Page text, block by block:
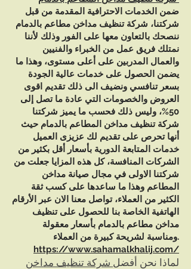
ضمن الخدمات الاحترافية المقدمة من قبل
شركتنا، شركة تنظيف مداخن مطاعم بالدمام
ننصحك بالتعاون معها على الفور وذلك لأننا
نمتلك فريق عمل من الخبراء والفنيين
والعمال المدربين على أعلى مستوى، وهذا ما
يضمن الحصول على خدمات عالية الجودة
بسعر تنافسي ونضيف الى ذلك تقديم اقوى
العروض والخصومات التي عادة ما تصل إلى
50%، وليس ذلك فحسب ما يميز شركتنا
شركة تنظيف مداخن المطاعم بالدمام حيث
أنها تحرص على تقديم لك عزيزى العميل
خدمات المتابعة الدورية بأسعار أقل بكثير من
الشركات المنافسة، كل هذه المزايا جعلت من
شركتنا الاولى في مجال صيانة مداخن
المطاعم وهذا ما ساعدها على كسب ثقة
الكثير من العملاء، تواصل معنا الان عبر الأرقام
الهاتفية الخاصة بنا للحصول على تنظيف
مداخن مطاعم بالدمام بأسعار معقولة
ومناسبة لشريحة كبيرة من العملاء.
https://www.sahamalkhalij.com/
لماذا نحن أفضل شركة تنظيف مداخن